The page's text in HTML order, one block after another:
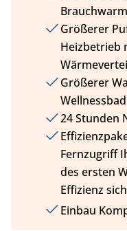
Größerer
Heizbetrieb
Größerer
24 Stunden
Fernzugriff
des ersten
Effizienz
Einbau